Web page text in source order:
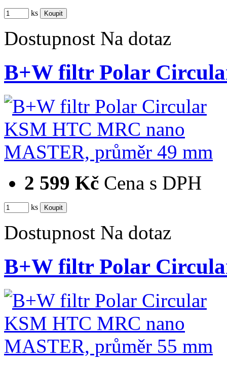
ks
Dostupnost Na dotaz
B+W filtr Polar
2 599 Kč Cena s DPH
ks
Dostupnost Na dotaz
B+W filtr Polar